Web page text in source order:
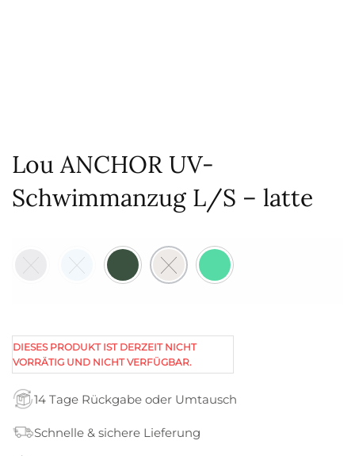
Lou ANCHOR UV-
Schwimmanzug L/S – latte
DIESES PRODUKT IST DERZEIT NICHT
VORRÄTIG UND NICHT VERFÜGBAR.
14 Tage Rückgabe oder Umtausch
Schnelle & sichere Lieferung